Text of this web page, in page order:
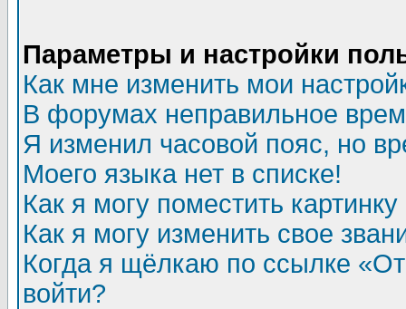
Параметры и настройки
Как мне изменить мои
В форумах неправильное
Я изменил часовой пояс, но
Моего языка нет в списке!
Как я могу поместить
Как я могу изменить свое
Когда я щёлкаю по ссылке
войти?